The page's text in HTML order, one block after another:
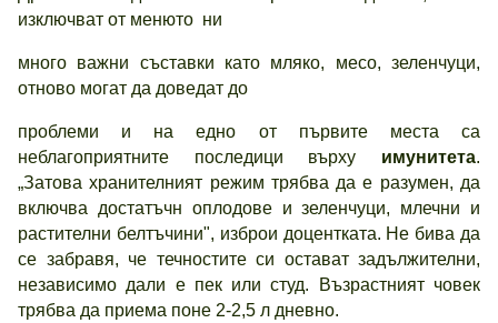
изключват от менюто ни
много важни съставки като мляко, месо, зеленчуци,
отново могат да доведат до
проблеми и на едно от първите места са
неблагоприятните последици върху имунитета.
„Затова хранителният режим трябва да е разумен, да
включва достатъчн оплодове и зеленчуци, млечни и
растителни белтъчини", изброи доцентката. Не бива да
се забравя, че течностите си остават задължителни,
независимо дали е пек или студ. Възрастният човек
трябва да приема поне 2-2,5 л дневно.